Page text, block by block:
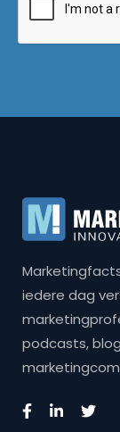
iedere dag
podcasts,